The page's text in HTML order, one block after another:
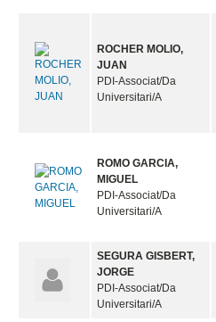
ROCHER MOLIO,
JUAN
PDI-Associat/Da
Universitari/A
ROMO GARCIA,
MIGUEL
PDI-Associat/Da
Universitari/A
SEGURA GISBERT,
JORGE
PDI-Associat/Da
Universitari/A